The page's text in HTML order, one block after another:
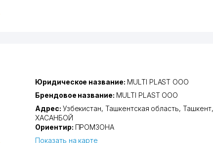
Юридическое название: MULTI PLAST ООО
Брендовое название: MULTI PLAST ООО
Адрес: Узбекистан,Ташкентская область,Ташкент,
ХАСАНБОЙ
Ориентир: ПРОМЗОНА
Показать на карте